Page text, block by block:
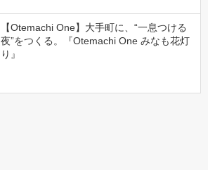
【Otemachi One】大手町に、“一息つける
夜”をつくる。『Otemachi One みなも花灯
り』